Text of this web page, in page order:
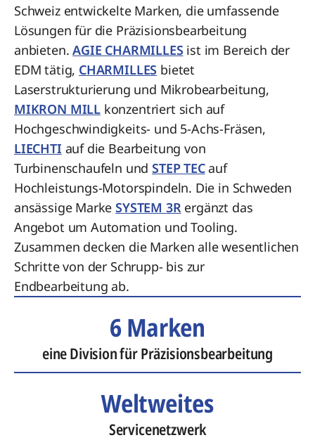
Schweiz entwickelte Marken, die umfassende
Lösungen für die Präzisionsbearbeitung
anbieten.AGIE CHARMILLES ist im Bereich der
EDM tätig, CHARMILLES bietet
Laserstrukturierung und Mikrobearbeitung,
MIKRON MILL konzentriert sich auf
Hochgeschwindigkeits- und 5-Achs-Fräsen,
LIECHTI auf die Bearbeitung von
Turbinenschaufeln undSTEP TECauf
Hochleistungs-Motorspindeln. Die in Schweden
ansässige MarkeSYSTEM 3Rergänzt das
Angebot um Automation und Tooling.
Zusammen decken die Marken alle wesentlichen
Schritte von der Schrupp- bis zur
Endbearbeitung ab.
6 Marken
eine Division für Präzisionsbearbeitung
Weltweites
Servicenetzwerk